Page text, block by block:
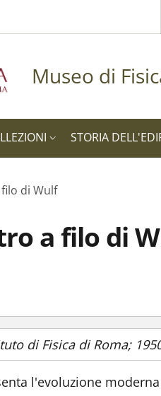
Museo di
STORIA
di Wulf
a filo di
di Fisica di Roma;
l'evoluzione